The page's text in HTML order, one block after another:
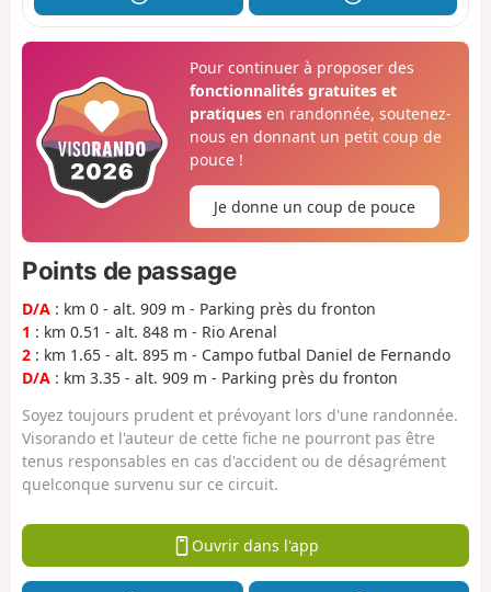
Pour continuer à proposer des
fonctionnalités gratuites et
pratiquesen randonnée, soutenez-
nous en donnant un petit coup de
pouce !
Je donne un coup de pouce
Points de passage
D/A : km 0 - alt. 909 m - Parking près du fronton
1 : km 0.51 - alt. 848 m - Rio Arenal
2 : km 1.65 - alt. 895 m - Campo futbal Daniel de Fernando
D/A : km 3.35 - alt. 909 m - Parking près du fronton
Soyez toujours prudent et prévoyant lors d'une randonnée.
Visorando et l'auteur de cette fiche ne pourront pas être
tenus responsables en cas d'accident ou de désagrément
quelconque survenu sur ce circuit.
Ouvrir dans l'app